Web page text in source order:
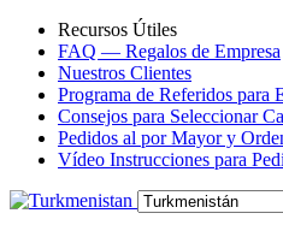
Recursos Útiles
FAQ — Regalos de Empresa
Nuestros Clientes
Programa de Referidos para
Consejos para Seleccionar
Pedidos al por Mayor y
Vídeo Instrucciones para